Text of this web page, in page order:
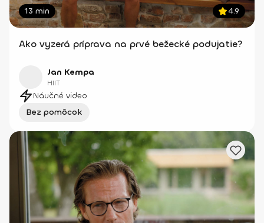
13 min 4.9
Ako vyzerá príprava na prvé bežecké podujatie?
Jan Kempa
HIIT
Náučné video
Bez pomôcok